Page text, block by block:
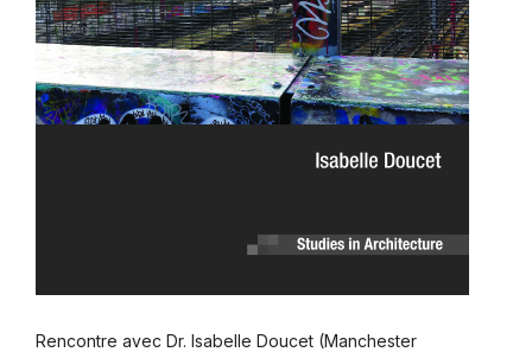
Rencontre avec Dr. Isabelle Doucet (Manchester